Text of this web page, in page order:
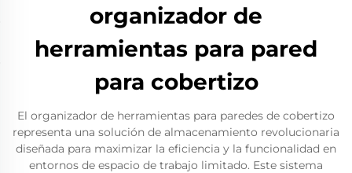
organizador de
herramientas para pared
para cobertizo
El organizador de herramientas para paredes de cobertizo
representa una solución de almacenamiento revolucionaria
diseñada para maximizar la eficiencia y la funcionalidad en
entornos de espacio de trabajo limitado. Este sistema